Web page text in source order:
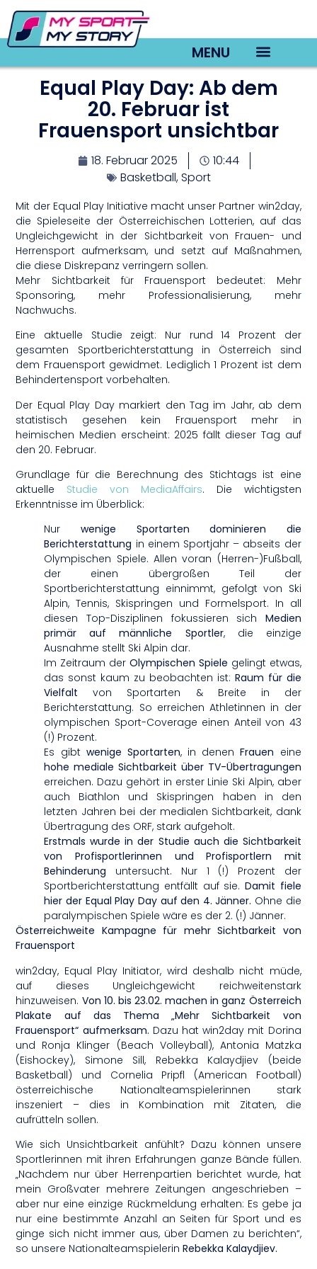
MENU
Equal Play Day: Ab dem
20. Februar ist
Frauensport unsichtbar
18. Februar 2025
10:44
Basketball,Sport
Mit der Equal Play Initiative macht unser Partner win2day,
die Spieleseite der Österreichischen Lotterien, auf das
Ungleichgewicht in der Sichtbarkeit von Frauen- und
Herrensport aufmerksam, und setzt auf Maßnahmen,
die diese Diskrepanz verringern sollen.
Mehr Sichtbarkeit für Frauensport bedeutet: Mehr
Sponsoring, mehr Professionalisierung, mehr
Nachwuchs.
Eine aktuelle Studie zeigt: Nur rund 14 Prozent der
gesamten Sportberichterstattung in Österreich sind
dem Frauensport gewidmet. Lediglich 1 Prozent ist dem
Behindertensport vorbehalten.
Der Equal Play Day markiert den Tag im Jahr, ab dem
statistisch gesehen kein Frauensport mehr in
heimischen Medien erscheint: 2025 fällt dieser Tag auf
den 20. Februar.
Grundlage für die Berechnung des Stichtags ist eine
aktuelle Studie von MediaAffairs. Die wichtigsten
Erkenntnisse im Überblick:
Nur wenige Sportarten dominieren die
Berichterstattung in einem Sportjahr – abseits der
Olympischen Spiele. Allen voran (Herren-)Fußball,
der einen übergroßen Teil der
Sportberichterstattung einnimmt, gefolgt von Ski
Alpin, Tennis, Skispringen und Formelsport. In all
diesen Top-Disziplinen fokussieren sich Medien
primär auf männliche Sportler, die einzige
Ausnahme stellt Ski Alpin dar.
Im Zeitraum der Olympischen Spiele gelingt etwas,
das sonst kaum zu beobachten ist: Raum für die
Vielfalt von Sportarten & Breite in der
Berichterstattung. So erreichen Athletinnen in der
olympischen Sport-Coverage einen Anteil von 43
(!) Prozent.
Es gibt wenige Sportarten, in denenFrauen eine
hohe mediale Sichtbarkeit über TV-Übertragungen
erreichen. Dazu gehört in erster Linie Ski Alpin, aber
auch Biathlon und Skispringen haben in den
letzten Jahren bei der medialen Sichtbarkeit, dank
Übertragung des ORF, stark aufgeholt.
Erstmals wurde in der Studie auch die Sichtbarkeit
von Profisportlerinnen und Profisportlern mit
Behinderung untersucht. Nur 1 (!) Prozent der
Sportberichterstattung entfällt auf sie. Damit fiele
hier der Equal Play Day auf den 4. Jänner. Ohne die
paralympischen Spiele wäre es der 2. (!) Jänner.
Österreichweite Kampagne für mehr Sichtbarkeit von
Frauensport
win2day, Equal Play Initiator, wird deshalb nicht müde,
auf dieses Ungleichgewicht reichweitenstark
hinzuweisen. Von 10. bis 23.02. machen in ganz Österreich
Plakate auf das Thema „Mehr Sichtbarkeit von
Frauensport“ aufmerksam. Dazu hat win2day mit Dorina
und Ronja Klinger (Beach Volleyball), Antonia Matzka
(Eishockey), Simone Sill, Rebekka Kalaydjiev (beide
Basketball) und Cornelia Pripfl (American Football)
österreichische Nationalteamspielerinnen stark
inszeniert – dies in Kombination mit Zitaten, die
aufrütteln sollen.
Wie sich Unsichtbarkeit anfühlt? Dazu können unsere
Sportlerinnen mit ihren Erfahrungen ganze Bände füllen.
„Nachdem nur über Herrenpartien berichtet wurde, hat
mein Großvater mehrere Zeitungen angeschrieben –
aber nur eine einzige Rückmeldung erhalten: Es gebe ja
nur eine bestimmte Anzahl an Seiten für Sport und es
ginge sich nicht immer aus, über Damen zu berichten“,
so unsere NationalteamspielerinRebekka Kalaydjiev.